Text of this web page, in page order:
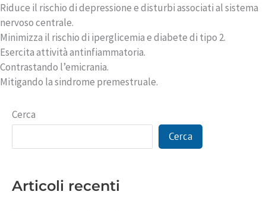
Riduce il rischio di depressione e disturbi associati al sistema
nervoso centrale.
Minimizza il rischio di iperglicemia e diabete di tipo 2.
Esercita attività antinfiammatoria.
Contrastando l’emicrania.
Mitigando la sindrome premestruale.
Cerca
Cerca
Articoli recenti